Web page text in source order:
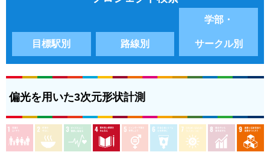
目標駅別 路線別
学部・
サークル別
偏光を用いた3次元形状計測